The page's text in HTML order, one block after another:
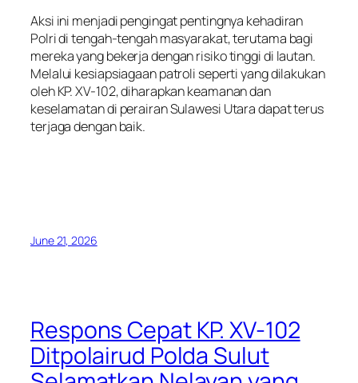
Aksi ini menjadi pengingat pentingnya kehadiran
Polri di tengah-tengah masyarakat, terutama bagi
mereka yang bekerja dengan risiko tinggi di lautan.
Melalui kesiapsiagaan patroli seperti yang dilakukan
oleh KP. XV-102, diharapkan keamanan dan
keselamatan di perairan Sulawesi Utara dapat terus
terjaga dengan baik.
June 21, 2026
Respons Cepat KP. XV-102
Ditpolairud Polda Sulut